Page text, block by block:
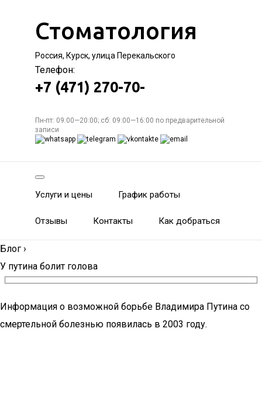
Стоматология
Россия, Курск, улица Перекальского
Телефон:
+7 (471) 270-70-
Пн-пт: 09:00—20:00; сб: 09:00—16:00 по предварительной
записи
Услуги и цены График работы
Отзывы Контакты Как добраться
Блог ›
У путина болит голова
Информация о возможной борьбе Владимира Путина со
смертельной болезнью появилась в 2003 году.